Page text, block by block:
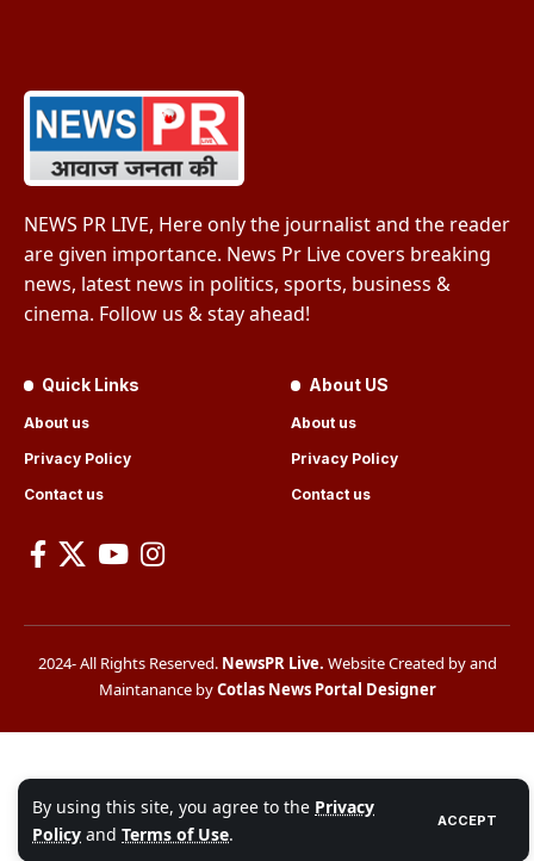
By using this site, you agree to the Privacy
Policy and Terms of Use.
ACCEPT
NEWS PR LIVE, Here only the journalist and the reader
are given importance. News Pr Live covers breaking
news, latest news in politics, sports, business &
cinema. Follow us & stay ahead!
Quick Links
About us
Privacy Policy
Contact us
About US
About us
Privacy Policy
Contact us
2024- All Rights Reserved. NewsPR Live. Website Created by and
Maintanance byCotlas News Portal Designer